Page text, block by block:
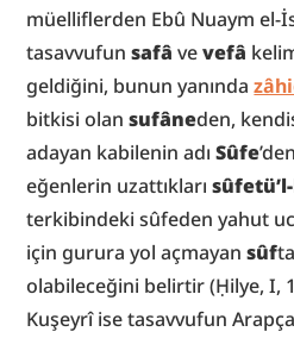
müelliflerden Ebû Nuaym el-
tasavvufun safâ ve vefâ
geldiğini, bunun yanında
bitkisi olan sufâneden,
adayan kabilenin adı Sûfe
eğenlerin uzattıkları
terkibindeki sûfeden yahut
için gurura yol açmayan sûf
olabileceğini belirtir (Ḥilye, I,
Kuşeyrî ise tasavvufun